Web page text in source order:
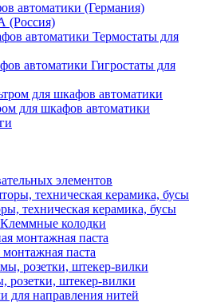
автоматики (Германия)
Термостаты для
Гигростаты для
для шкафов автоматики
элементов
техническая керамика, бусы
Клеммные колодки
паста
розетки, штекер-вилки